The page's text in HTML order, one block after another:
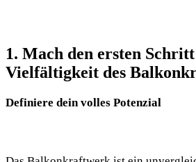
1. Mach den ersten
Vielfältigkeit des
Definiere dein volles ⁢Potenzial